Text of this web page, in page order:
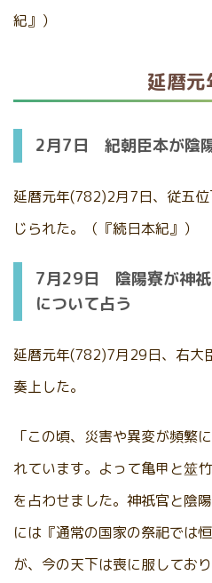
紀』）
延暦
2月7日 紀朝臣本が陰
延暦元年(782)2月7日、従五
じられた。（『続日本紀』）
7月29日 陰陽寮が神祇
について占う
延暦元年(782)7月29日、右大
奏上した。
「この頃、災害や異変が頻繁
れています。よって亀甲と筮
を占わせました。神祇官と陰
には『通常の国家の祭祀では
が、今の天下は喪に服してお